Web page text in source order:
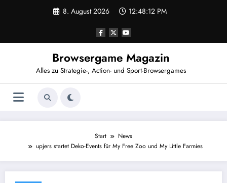
8. August 2026 12:48:13 PM
Browsergame Magazin
Alles zu Strategie-, Action- und Sport-Browsergames
Start
News
upjers startet Deko-Events für My Free Zoo und My Little Farmies